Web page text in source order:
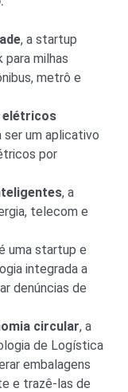
, a startup
para milhas
metrô e
elétricos
ser um aplicativo
por
, a
telecom e
uma startup e
integrada a
denúncias de
circular, a
de Logística
embalagens
e trazê-las de